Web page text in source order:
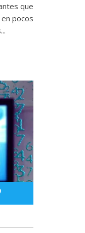
que
pocos